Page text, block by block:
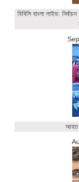
বিবিসি বাংলা লাইভ:
আহত